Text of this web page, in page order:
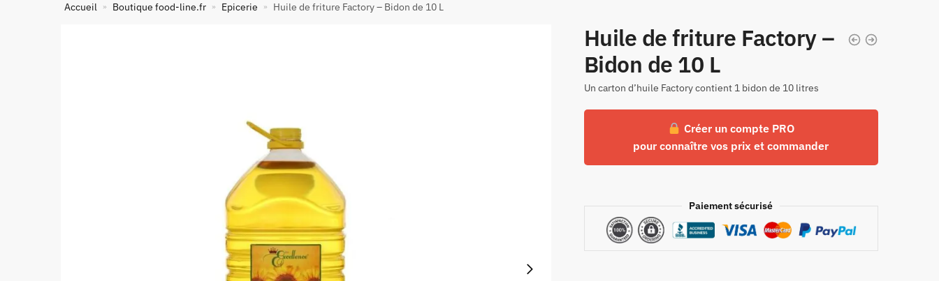
Accueil » Boutique food-line.fr » Epicerie » Huile de friture Factory – Bidon de 10 L
Huile de friture Factory –
Bidon de 10 L
Un carton d’huile Factory contient 1 bidon de 10 litres
Créer un compte PRO
pour connaître vos prix et commander
Paiement sécurisé